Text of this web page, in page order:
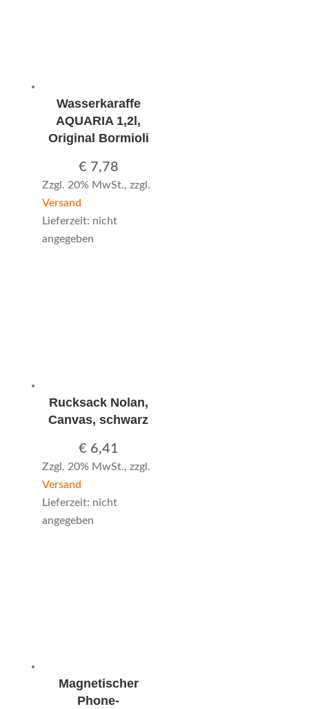
Wasserkaraffe
AQUARIA 1,2l,
Original Bormioli
€ 7,78
Zzgl. 20% MwSt., zzgl.
Versand
Lieferzeit: nicht
angegeben
Rucksack Nolan,
Canvas, schwarz
€ 6,41
Zzgl. 20% MwSt., zzgl.
Versand
Lieferzeit: nicht
angegeben
Magnetischer
Phone-